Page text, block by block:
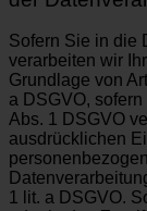
Sofern Sie in die
verarbeiten wir
Grundlage von
a DSGVO,
Abs. 1 DSGVO
ausdrücklichen
1 lit. a DSGVO.